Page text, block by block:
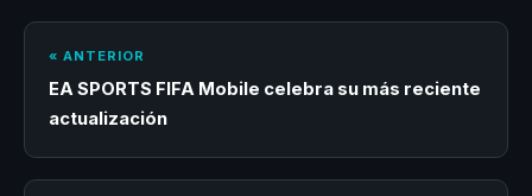
« ANTERIOR
EA SPORTS FIFA Mobile celebra su más reciente
actualización